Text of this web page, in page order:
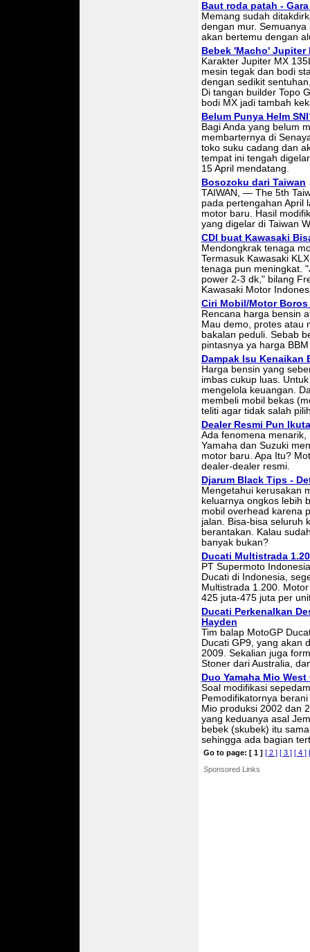
Baut roda patah -
Memang sudah
dengan mur.
akan bertemu dengan
Bebek 'Macho' Jupiter
Karakter Jupiter MX
mesin tegak dan bodi
dengan sedikit
Di tangan builder Topo
bodi MX jadi tambah
Belum Punya Helm
Bagi Anda yang belum
membarternya di
toko suku cadang dan
tempat ini tengah
15 April mendatang.
Bosozoku dari Taiwan
TAIWAN, — The 5th
pada pertengahan April
motor baru. Hasil
yang digelar di Taiwan
CDI buat Kawasaki
Mendongkrak tenaga
Termasuk Kawasaki
tenaga pun meningkat.
power 2-3 dk," bilang
Kawasaki Motor
Ciri Mobil/Motor Boros
Rencana harga bensin
Mau demo, protes atau
bakalan peduli. Sebab
pintasnya ya harga
Dampak Isu Kenaikan
Harga bensin yang
imbas cukup luas.
mengelola keuangan.
membeli mobil bekas
teliti agar tidak salah
Dealer Resmi Pun
Ada fenomena
Yamaha dan Suzuki
motor baru. Apa Itu?
dealer-dealer resmi.
Djarum Black Tips -
Mengetahui kerusakan
keluarnya ongkos lebih
mobil overhead karena
jalan. Bisa-bisa seluruh
berantakan. Kalau
banyak bukan?
Ducati Multistrada
PT Supermoto
Ducati di Indonesia,
Multistrada 1.200.
425 juta-475 juta per
Ducati Perkenalkan
Hayden
Tim balap MotoGP
Ducati GP9, yang akan
2009. Sekalian juga
Stoner dari Australia,
Duo Yamaha Mio
Soal modifikasi
Pemodifikatornya
Mio produksi 2002 dan
yang keduanya asal
bebek (skubek) itu
sehingga ada bagian
Go to page: [ 1 ] [ 2 ] [ 3 ] [ 4 ]
Sponsored Links